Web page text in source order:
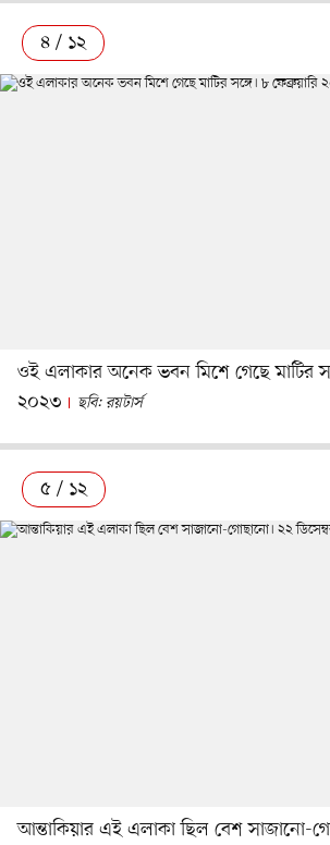
৪ / ১২
ওই এলাকার অনেক ভবন মিশে গেছে মাটির
২০২৩
ছবি: রয়টার্স
৫ / ১২
আন্তাকিয়ার এই এলাকা ছিল বেশ সাজানো-